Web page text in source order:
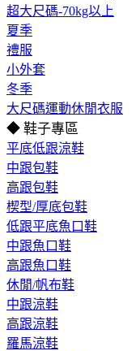
超大尺碼-70kg以上
夏季
禮服
小外套
冬季
大尺碼運動休閒衣服
◆ 鞋子專區
平底低跟涼鞋
中跟包鞋
高跟包鞋
楔型/厚底包鞋
低跟平底魚口鞋
中跟魚口鞋
高跟魚口鞋
休閒/帆布鞋
中跟涼鞋
高跟涼鞋
羅馬涼鞋